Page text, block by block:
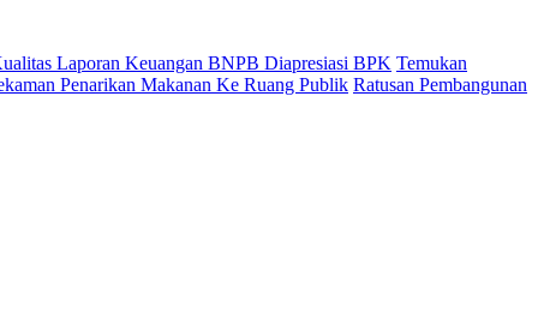
Laporan Keuangan BNPB Diapresiasi BPK Temukan
Penarikan Makanan Ke Ruang Publik Ratusan Pembangunan